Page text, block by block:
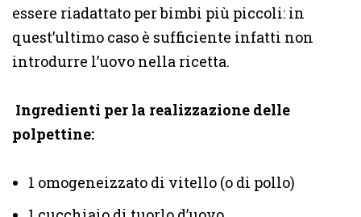
essere riadattato per bimbi più piccoli: in
quest’ultimo caso è sufficiente infatti non
introdurre l’uovo nella ricetta.
Ingredienti per la realizzazione delle
polpettine:
1 omogeneizzato di vitello (o di pollo)